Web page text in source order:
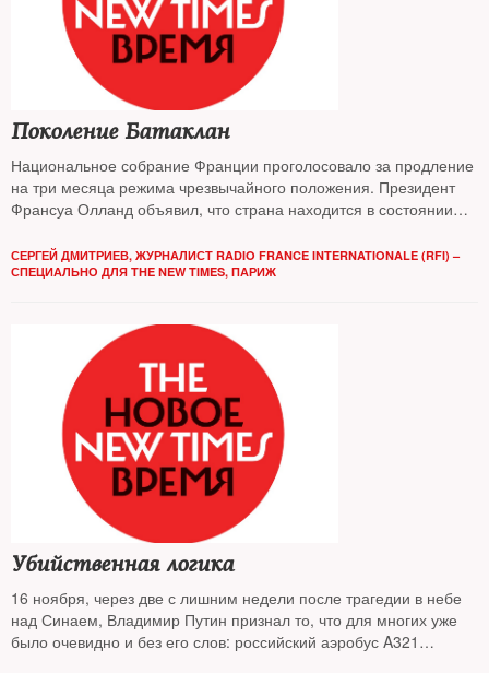
Поколение Батаклан
Национальное собрание Франции проголосовало за продление
на три месяца режима чрезвычайного положения. Президент
Франсуа Олланд объявил, что страна находится в состоянии
разбирался The New Times
СЕРГЕЙ ДМИТРИЕВ, ЖУРНАЛИСТ RADIO FRANCE INTERNATIONALE (RFI) –
СПЕЦИАЛЬНО ДЛЯ THE NEW TIMES, ПАРИЖ
Убийственная логика
16 ноября, через две с лишним недели после трагедии в небе
над Синаем, Владимир Путин признал то, что для многих уже
было очевидно и без его слов: российский аэробус A321